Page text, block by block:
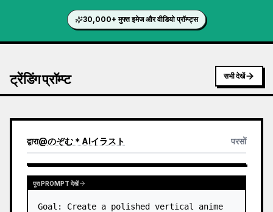
30,000+ मुफ्त इमेज और वीडियो प्रॉम्प्ट्स
ट्रेंडिंग प्रॉम्प्ट सभी देखें
द्वारा@のぞむ＊AIイラスト परसों
पूरा PROMPT देखें
Goal: Create a polished vertical anime